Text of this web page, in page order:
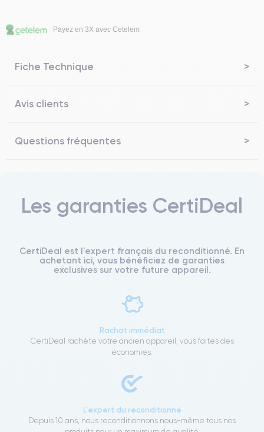
Payez en 3X avec Cetelem
Fiche Technique
Avis clients
Questions fréquentes
Les garanties CertiDeal
CertiDeal est l'expert français du reconditionné. En
achetant ici, vous bénéficiez de garanties
exclusives sur votre future appareil.
Rachat immédiat
CertiDeal rachète votre ancien appareil, vous faites des
économies.
L'expert du reconditionné
Depuis 10 ans, nous reconditionnons nous-même tous nos